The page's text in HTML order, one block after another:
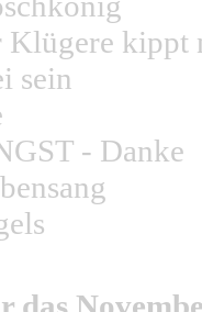
kippt
sein
- Danke